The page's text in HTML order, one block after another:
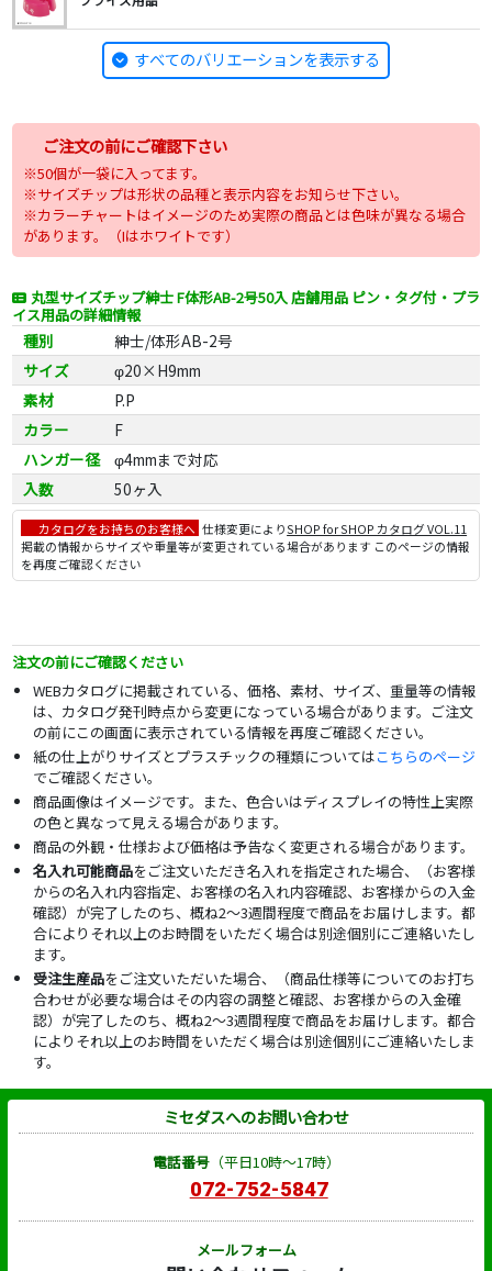
すべてのバリエーションを表示する
ご注文の前にご確認下さい
※50個が一袋に入ってます。
※サイズチップは形状の品種と表示内容をお知らせ下さい。
※カラーチャートはイメージのため実際の商品とは色味が異なる場合
があります。（Iはホワイトです）
丸型サイズチップ紳士 F体形AB-2号50入 店舗用品 ピン・タグ付・プラ
イス用品の詳細情報
種別
紳士/体形AB-2号
サイズ
φ20×H9mm
素材
P.P
カラー
F
ハンガー径
φ4mmまで対応
入数
50ヶ入
カタログをお持ちのお客様へ 仕様変更によりSHOP for SHOP カタログ VOL.11
掲載の情報からサイズや重量等が変更されている場合があります このページの情報
を再度ご確認ください
注文の前にご確認ください
WEBカタログに掲載されている、価格、素材、サイズ、重量等の情報
は、カタログ発刊時点から変更になっている場合があります。ご注文
の前にこの画面に表示されている情報を再度ご確認ください。
紙の仕上がりサイズとプラスチックの種類についてはこちらのページ
でご確認ください。
商品画像はイメージです。また、色合いはディスプレイの特性上実際
の色と異なって見える場合があります。
商品の外観・仕様および価格は予告なく変更される場合があります。
名入れ可能商品をご注文いただき名入れを指定された場合、（お客様
からの名入れ内容指定、お客様の名入れ内容確認、お客様からの入金
確認）が完了したのち、概ね2～3週間程度で商品をお届けします。都
合によりそれ以上のお時間をいただく場合は別途個別にご連絡いたし
ます。
受注生産品をご注文いただいた場合、（商品仕様等についてのお打ち
合わせが必要な場合はその内容の調整と確認、お客様からの入金確
認）が完了したのち、概ね2～3週間程度で商品をお届けします。都合
によりそれ以上のお時間をいただく場合は別途個別にご連絡いたしま
す。
ミセダスへのお問い合わせ
電話番号（平日10時～17時）
072-752-5847
メールフォーム